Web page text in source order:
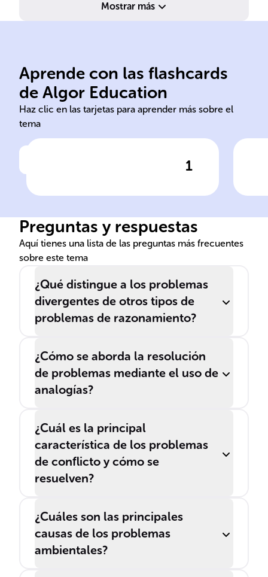
Mostrar más
Aprende con las flashcards
de Algor Education
Haz clic en las tarjetas para aprender más sobre el
tema
1
Problemas de razonamiento
inductivo
Haz clic para comprobar la respuesta
Inferir conclusiones
probables a partir de
evidencia, usando
Preguntas y respuestas
Aquí tienes una lista de las preguntas más frecuentes
sobre este tema
¿Qué distingue a los problemas
divergentes de otros tipos de
problemas de razonamiento?
¿Cómo se aborda la resolución
de problemas mediante el uso de
analogías?
¿Cuál es la principal
característica de los problemas
de conflicto y cómo se
resuelven?
¿Cuáles son las principales
causas de los problemas
ambientales?